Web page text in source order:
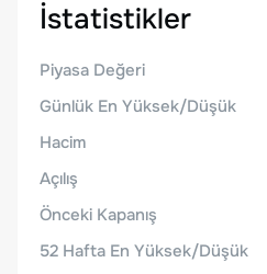
İstatistikler
Piyasa Değeri
Günlük En Yüksek/Düşük
Hacim
Açılış
Önceki Kapanış
52 Hafta En Yüksek/Düşük